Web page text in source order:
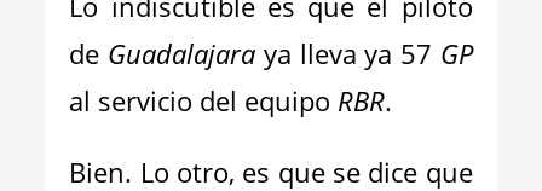
de Guadalajara ya lleva ya 57 GP
al servicio del equipo RBR.
Bien. Lo otro, es que se dice que